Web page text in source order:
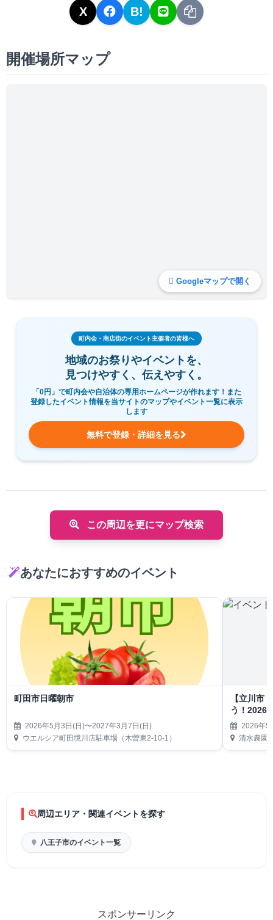
X B!
開催場所マップ
Googleマップで開く
町内会・商店街のイベント主催者の皆様へ
地域のお祭りやイベントを、
見つけやすく、伝えやすく。
「0円」で町内会や自治体の専用ホームページが作れます！また
登録したイベント情報を当サイトのマップやイベント一覧に表示
します
無料で登録・詳細を見る
この周辺を更にマップ検索
あなたにおすすめのイベント
町田市日曜朝市
2026年5月3日(日)〜2027年3月7日(日)
ウエルシア町田境川店駐車場（木曽東2-10-1）
【立川市
う！2026
2026年5
清水農園
周辺エリア・関連イベントを探す
八王子市のイベント一覧
スポンサーリンク